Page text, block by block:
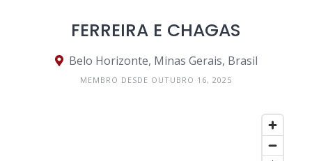
FERREIRA E CHAGAS
Belo Horizonte, Minas Gerais, Brasil
MEMBRO DESDE OUTUBRO 16, 2025